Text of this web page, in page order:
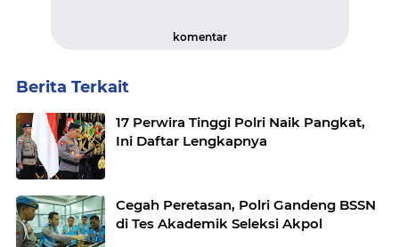
komentar
Berita Terkait
17 Perwira Tinggi Polri Naik Pangkat,
Ini Daftar Lengkapnya
Cegah Peretasan, Polri Gandeng BSSN
di Tes Akademik Seleksi Akpol